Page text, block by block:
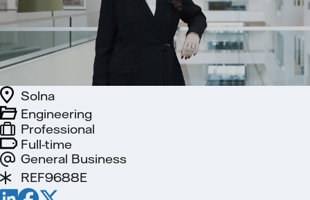
Full-time
General Business
Engineering
Solna
Professional
REF9688E